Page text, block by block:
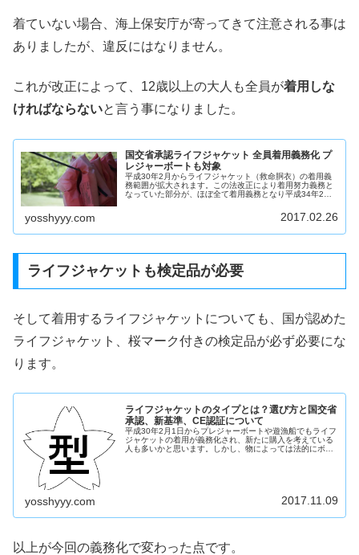
着ていない場合、海上保安庁が寄ってきて注意される事は
ありましたが、違反にはなりません。
これが改正によって、12歳以上の大人も全員が着用しな
ければならないと言う事になりました。
国交省承認ライフジャケット 全員着用義務化 プ
レジャーボートも対象
平成30年2月からライフジャケット（救命胴衣）の着用義
務範囲が拡大されます。この法改正により着用努力義務と
なっていた部分が、ほぼ全て着用義務となり平成34年2月1
yosshyyy.com 2017.02.26
ライフジャケットも検定品が必要
そして着用するライフジャケットについても、国が認めた
ライフジャケット、桜マーク付きの検定品が必ず必要にな
ります。
ライフジャケットのタイプとは？選び方と国交省
承認、新基準、CE認証について
平成30年2月1日からプレジャーボートや遊漁船でもライフ
ジャケットの着用が義務化され、新たに購入を考えている
人も多いかと思います。しかし、物によっては法的にボー
yosshyyy.com 2017.11.09
以上が今回の義務化で変わった点です。